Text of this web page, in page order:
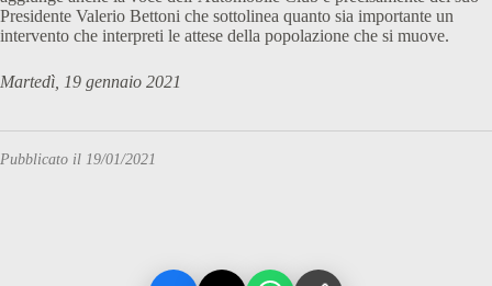
Presidente Valerio Bettoni che sottolinea quanto sia importante un
intervento che interpreti le attese della popolazione che si muove.
Martedì, 19 gennaio 2021
Pubblicato il 19/01/2021